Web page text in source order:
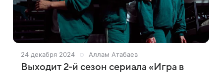
24 декабря 2024 Аллам Атабаев
Выходит 2-й сезон сериала «Игра в